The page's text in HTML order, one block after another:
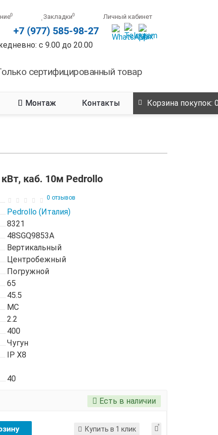
0 Закладки0 Личный кабинет
+7 (977) 585-98-27
с 9.00 до 20.00
сертифицированный товар
Монтаж Контакты Корзина покупок:
каб. 10м Pedrollo
0 отзывов
Pedrollo (Италия)
8321
48SGQ9853A
Вертикальный
Центробежный
Погружной
65
45.5
MC
2.2
400
Чугун
IP X8
40
Есть в наличии
Купить в 1 клик